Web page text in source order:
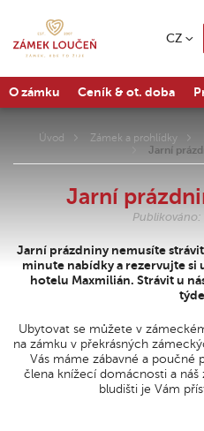
CZ
O zámku Ceník & ot. doba
Úvod Zámek a prohlídky
Jarní
Jarní
Jarní prázdniny nemusíte
minute nabídky a rezervujte si
hotelu Maxmilián. Strávit u
Ubytovat se můžete v
na zámku v překrásných
Vás máme zábavné a poučné
člena knížecí domácnosti a náš
bludišti je Vám